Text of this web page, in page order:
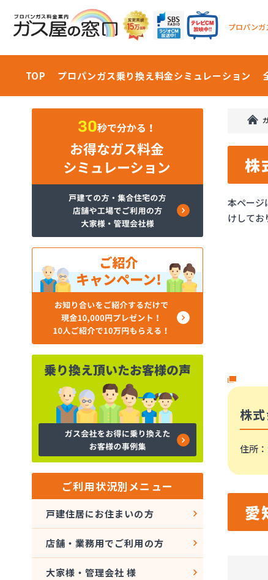
プロパンガ
TOP プロパンガス乗り換え料金シミュレーション
株
本ページ
けしてお
株
住所
愛
ご利用状況別メニュー
戸建住居にお住まいの方
店舗・業務用でご利用の方
大家様・管理会社 様